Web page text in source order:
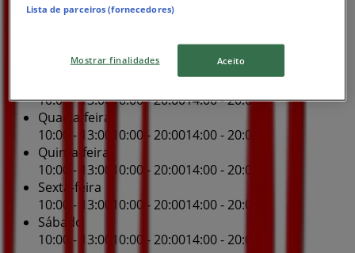
Domingo
10:00 - 13:0010:00 - 20:00
14:00 - 20:00
10:00 - 13:0010:00 - 20:0014:00 - 20:00
Quarta-feira
10:00 - 13:00
10:00 - 20:0014:00 - 20:00
Quinta-feira
10:00 - 13:00 10:00 - 20:0014:00 - 20:00
Sexta-feira
10:00 - 13:00 10:00 - 20:0014:00 - 20:00
Sábado
10:00 - 13:00 10:00 - 20:0014:00 - 20:00
Lista de parceiros (fornecedores)
Mostrar finalidades Aceito